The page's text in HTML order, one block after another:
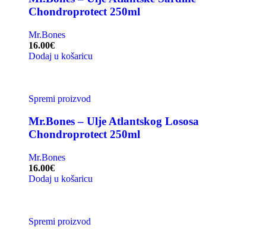
Chondroprotect 250ml
Mr.Bones
16.00€
Dodaj u košaricu
Spremi proizvod
Mr.Bones – Ulje Atlantskog Lososa
Chondroprotect 250ml
Mr.Bones
16.00€
Dodaj u košaricu
Spremi proizvod